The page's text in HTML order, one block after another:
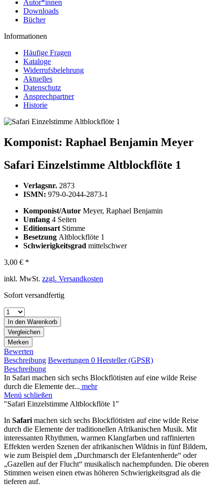
Autor*innen
Downloads
Bücher
Informationen
Häufige Fragen
Kataloge
Widerrufsbelehrung
Aktuelles
Datenschutz
Ansprechpartner
Historie
Komponist: Raphael Benjamin Meyer
Safari Einzelstimme Altblockflöte 1
Verlagsnr. 2873
ISMN: 979-0-2044-2873-1
Komponist/Autor Meyer, Raphael Benjamin
Umfang 4 Seiten
Editionsart Stimme
Besetzung Altblockflöte 1
Schwierigkeitsgrad mittelschwer
3,00 € *
inkl. MwSt. zzgl. Versandkosten
Sofort versandfertig
In den Warenkorb
Vergleichen
Merken
Bewerten
Beschreibung Bewertungen 0 Hersteller (GPSR)
Beschreibung
In Safari machen sich sechs Blockflötisten auf eine wilde Reise
durch die Elemente der... mehr
Menü schließen
"Safari Einzelstimme Altblockflöte 1"
In Safari machen sich sechs Blockflötisten auf eine wilde Reise
durch die Elemente der traditionellen Afrikanischen Musik. Mit
interessanten Rhythmen, warmen Klangfarben und raffinierten
Effekten werden Szenen der afrikanischen Wildnis in fünf Bildern,
wie zum Beispiel dem „Durchmarsch der Elefantenherde“ oder
„Gazellen auf der Flucht“ musikalisch nachempfunden. Die oberen
Stimmen weisen einen etwas höheren Schwierigkeitsgrad als die
tieferen auf.